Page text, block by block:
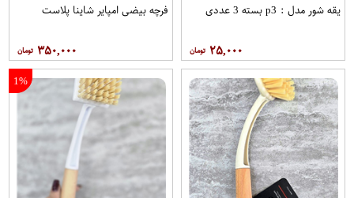
یقه شور مدل : p3 بسته 3 عددی
۲۵,۰۰۰
فرچه بیضی امپایر شاینا پلاست
۳۵۰,۰۰۰
1%